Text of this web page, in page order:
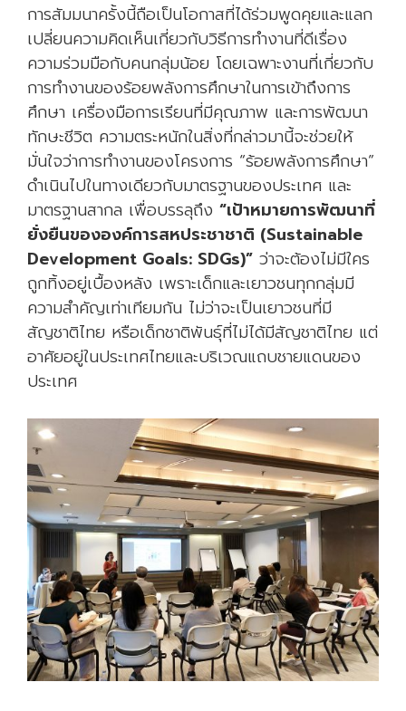
การสัมมนาครั้งนี้ถือเป็นโอกาสที่ได้ร่วมพูดคุยและแลก
เปลี่ยนความคิดเห็นเกี่ยวกับวิธีการทำงานที่ดีเรื่อง
ความร่วมมือกับคนกลุ่มน้อย โดยเฉพาะงานที่เกี่ยวกับ
การทำงานของร้อยพลังการศึกษาในการเข้าถึงการ
ศึกษา เครื่องมือการเรียนที่มีคุณภาพ และการพัฒนา
ทักษะชีวิต ความตระหนักในสิ่งที่กล่าวมานี้จะช่วยให้
มั่นใจว่าการทำงานของโครงการ “ร้อยพลังการศึกษา”
ดำเนินไปในทางเดียวกับมาตรฐานของประเทศ และ
มาตรฐานสากล เพื่อบรรลุถึง “เป้าหมายการพัฒนาที่
ยั่งยืนขององค์การสหประชาชาติ (Sustainable
Development Goals: SDGs)” ว่าจะต้องไม่มีใคร
ถูกทิ้งอยู่เบื้องหลัง เพราะเด็กและเยาวชนทุกกลุ่มมี
ความสำคัญเท่าเทียมกัน ไม่ว่าจะเป็นเยาวชนที่มี
สัญชาติไทย หรือเด็กชาติพันธุ์ที่ไม่ได้มีสัญชาติไทย แต่
อาศัยอยู่ในประเทศไทยและบริเวณแถบชายแดนของ
ประเทศ